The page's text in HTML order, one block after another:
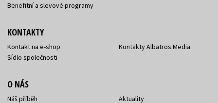
Benefitní a slevové programy
KONTAKTY
Kontakt na e-shop
Sídlo společnosti
Kontakty Albatros Media
O NÁS
Náš příběh
Aktuality